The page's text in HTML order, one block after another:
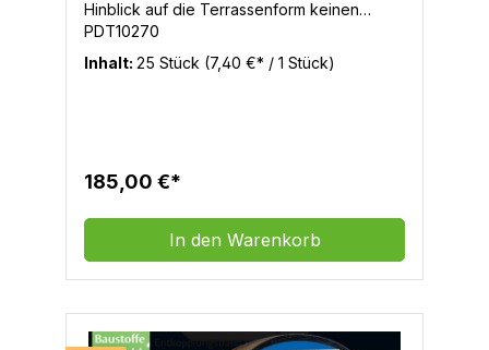
Hinblick auf die Terrassenform keinen
Wunsch offen. Dank einfachster Montage
Aluminiumprofile eingetrieben. Hierzu
PDT10270
Inhalt: 25 Stück (7,40 €* / 1 Stück)
185,00 €*
In den Warenkorb